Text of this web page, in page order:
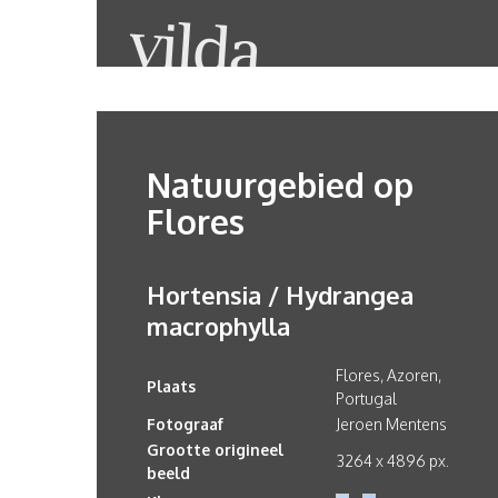
Natuurgebied op
Flores
Hortensia / Hydrangea
macrophylla
Plaats
Flores, Azoren,
Portugal
Fotograaf
Jeroen Mentens
Grootte origineel
beeld
3264 x 4896 px.